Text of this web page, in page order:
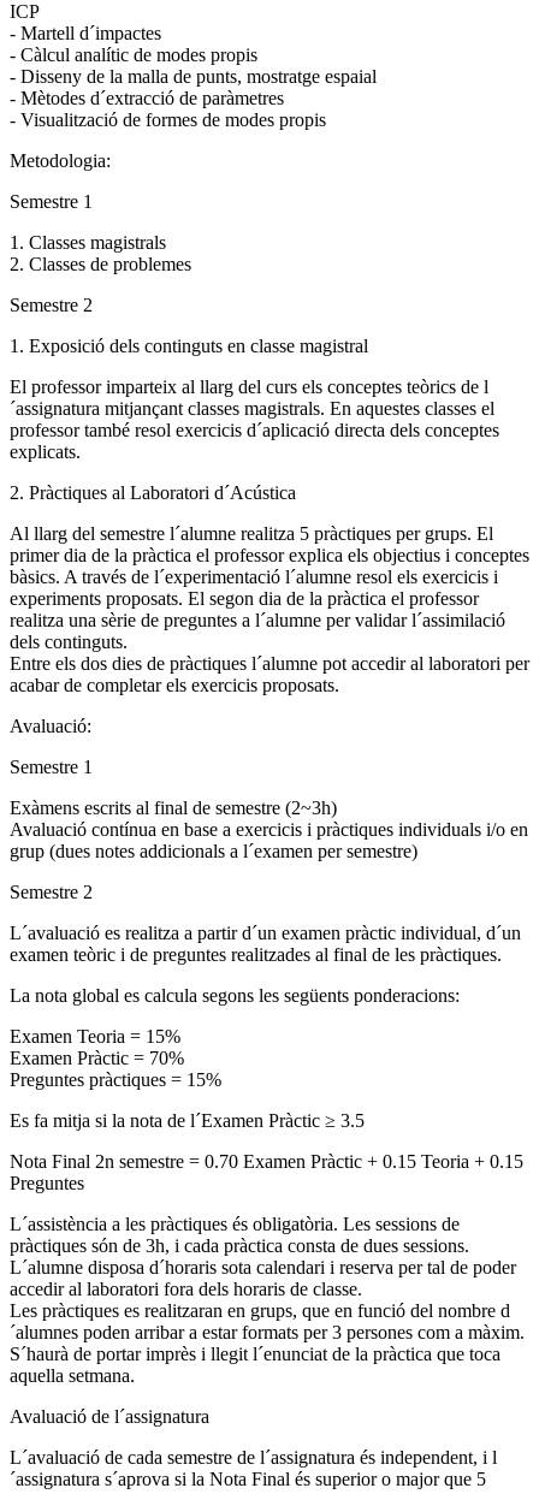
ICP
- Martell d´impactes
- Càlcul analític de modes propis
- Disseny de la malla de punts, mostratge espaial
- Mètodes d´extracció de paràmetres
- Visualització de formes de modes propis
Metodologia:
Semestre 1
1. Classes magistrals
2. Classes de problemes
Semestre 2
1. Exposició dels continguts en classe magistral
El professor imparteix al llarg del curs els conceptes teòrics de l
´assignatura mitjançant classes magistrals. En aquestes classes el
professor també resol exercicis d´aplicació directa dels conceptes
explicats.
2. Pràctiques al Laboratori d´Acústica
Al llarg del semestre l´alumne realitza 5 pràctiques per grups. El
primer dia de la pràctica el professor explica els objectius i conceptes
bàsics. A través de l´experimentació l´alumne resol els exercicis i
experiments proposats. El segon dia de la pràctica el professor
realitza una sèrie de preguntes a l´alumne per validar l´assimilació
dels continguts.
Entre els dos dies de pràctiques l´alumne pot accedir al laboratori per
acabar de completar els exercicis proposats.
Avaluació:
Semestre 1
Exàmens escrits al final de semestre (2~3h)
Avaluació contínua en base a exercicis i pràctiques individuals i/o en
grup (dues notes addicionals a l´examen per semestre)
Semestre 2
L´avaluació es realitza a partir d´un examen pràctic individual, d´un
examen teòric i de preguntes realitzades al final de les pràctiques.
La nota global es calcula segons les següents ponderacions:
Examen Teoria = 15%
Examen Pràctic = 70%
Preguntes pràctiques = 15%
Es fa mitja si la nota de l´Examen Pràctic ≥ 3.5
Nota Final 2n semestre = 0.70 Examen Pràctic + 0.15 Teoria + 0.15
Preguntes
L´assistència a les pràctiques és obligatòria. Les sessions de
pràctiques són de 3h, i cada pràctica consta de dues sessions.
L´alumne disposa d´horaris sota calendari i reserva per tal de poder
accedir al laboratori fora dels horaris de classe.
Les pràctiques es realitzaran en grups, que en funció del nombre d
´alumnes poden arribar a estar formats per 3 persones com a màxim.
S´haurà de portar imprès i llegit l´enunciat de la pràctica que toca
aquella setmana.
Avaluació de l´assignatura
L´avaluació de cada semestre de l´assignatura és independent, i l
´assignatura s´aprova si la Nota Final és superior o major que 5